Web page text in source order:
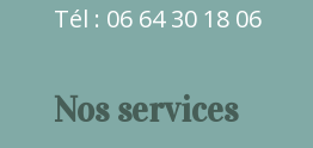
Tél : 06 64 30 18 06
Nos services